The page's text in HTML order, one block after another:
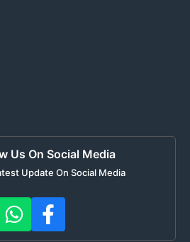
Us On Social Media
Update On Social Media